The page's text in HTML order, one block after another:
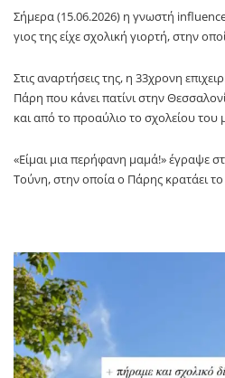
Σήμερα (15.06.2026) η γνωστή
γιος της είχε σχολική γιορτή, στην
Στις αναρτήσεις της, η 33χρονη
Πάρη που κάνει πατίνι στην
και από το προαύλιο το σχολείου του
«Είμαι μια περήφανη μαμά!» έγραψε
Τούνη, στην οποία ο Πάρης κρατάει